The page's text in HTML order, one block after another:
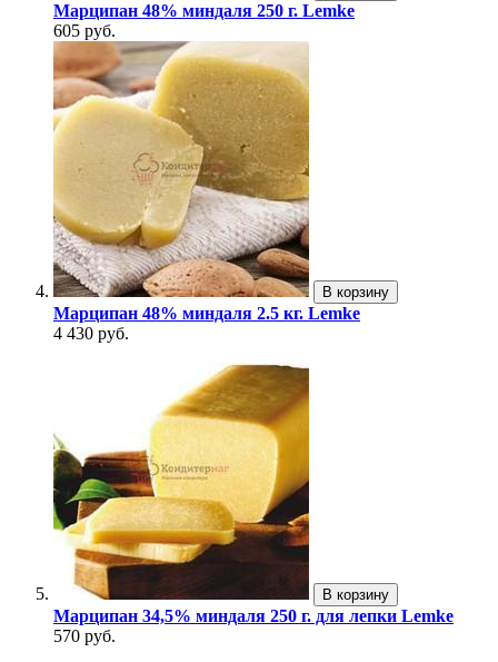
Марципан 48% миндаля 250 г. Lemke
605 руб.
В корзину
Марципан 48% миндаля 2.5 кг. Lemke
4 430 руб.
В корзину
Марципан 34,5% миндаля 250 г. для лепки Lemke
570 руб.